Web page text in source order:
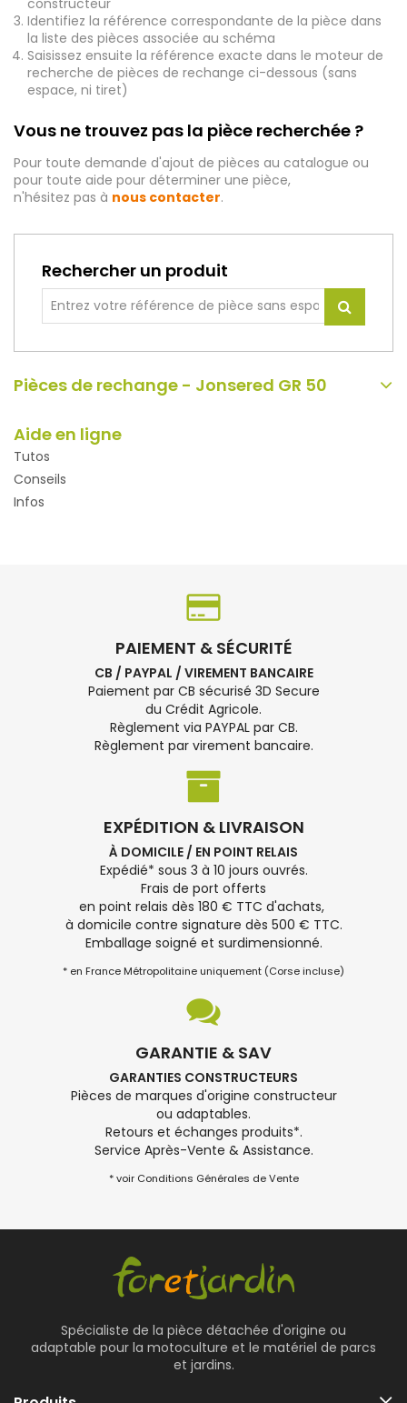
constructeur
Identifiez la référence correspondante de la pièce dans
la liste des pièces associée au schéma
Saisissez ensuite la référence exacte dans le moteur de
recherche de pièces de rechange ci-dessous (sans
espace, ni tiret)
Vous ne trouvez pas la pièce recherchée ?
Pour toute demande d'ajout de pièces au catalogue ou
pour toute aide pour déterminer une pièce,
n'hésitez pas à nous contacter.
Rechercher un produit
Pièces de rechange - Jonsered GR 50
Aide en ligne
Tutos
Conseils
Infos
PAIEMENT & SÉCURITÉ
CB / PAYPAL / VIREMENT BANCAIRE
Paiement par CB sécurisé 3D Secure
du Crédit Agricole.
Règlement via PAYPAL par CB.
Règlement par virement bancaire.
EXPÉDITION & LIVRAISON
À DOMICILE / EN POINT RELAIS
Expédié* sous 3 à 10 jours ouvrés.
Frais de port offerts
en point relais dès 180 € TTC d'achats,
à domicile contre signature dès 500 € TTC.
Emballage soigné et surdimensionné.
* en France Métropolitaine uniquement (Corse incluse)
GARANTIE & SAV
GARANTIES CONSTRUCTEURS
Pièces de marques d'origine constructeur
ou adaptables.
Retours et échanges produits*.
Service Après-Vente & Assistance.
* voir Conditions Générales de Vente
Spécialiste de la pièce détachée d'origine ou
adaptable pour la motoculture et le matériel de parcs
et jardins.